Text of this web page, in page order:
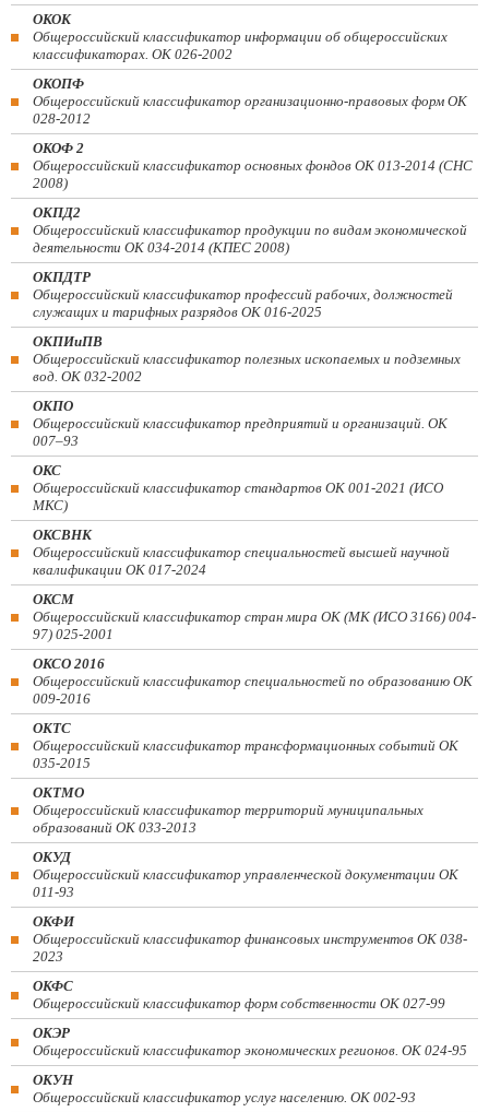
ОКОК
Общероссийский классификатор информации об общероссийских
классификаторах. ОК 026-2002
ОКОПФ
Общероссийский классификатор организационно-правовых форм ОК
028-2012
ОКОФ 2
Общероссийский классификатор основных фондов ОК 013-2014 (СНС
2008)
ОКПД2
Общероссийский классификатор продукции по видам экономической
деятельности ОК 034-2014 (КПЕС 2008)
ОКПДТР
Общероссийский классификатор профессий рабочих, должностей
служащих и тарифных разрядов ОК 016-2025
ОКПИиПВ
Общероссийский классификатор полезных ископаемых и подземных
вод. ОК 032-2002
ОКПО
Общероссийский классификатор предприятий и организаций. ОК
007–93
ОКС
Общероссийский классификатор стандартов ОК 001-2021 (ИСО
МКС)
ОКСВНК
Общероссийский классификатор специальностей высшей научной
квалификации ОК 017-2024
ОКСМ
Общероссийский классификатор стран мира ОК (МК (ИСО 3166) 004-
97) 025-2001
ОКСО 2016
Общероссийский классификатор специальностей по образованию ОК
009-2016
ОКТС
Общероссийский классификатор трансформационных событий ОК
035-2015
ОКТМО
Общероссийский классификатор территорий муниципальных
образований ОК 033-2013
ОКУД
Общероссийский классификатор управленческой документации ОК
011-93
ОКФИ
Общероссийский классификатор финансовых инструментов OK 038-
2023
ОКФС
Общероссийский классификатор форм собственности ОК 027-99
ОКЭР
Общероссийский классификатор экономических регионов. ОК 024-95
ОКУН
Общероссийский классификатор услуг населению. ОК 002-93